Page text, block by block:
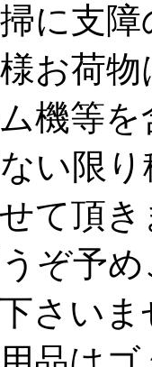
に支障
荷物
機等を
い限り
頂き
ぞ予め
いま